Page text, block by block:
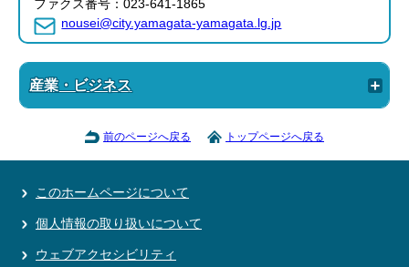
ファクス番号：023-641-1865
nousei@city.yamagata-yamagata.lg.jp
産業・ビジネス
前のページへ戻る トップページへ戻る
このホームページについて
個人情報の取り扱いについて
ウェブアクセシビリティ